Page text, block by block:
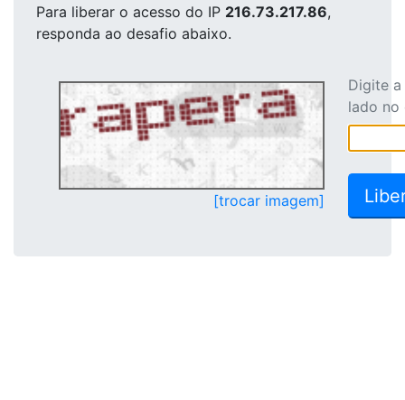
Para liberar o acesso do IP 216.73.217.86,
responda ao desafio abaixo.
[trocar imagem]
Digite
lado no